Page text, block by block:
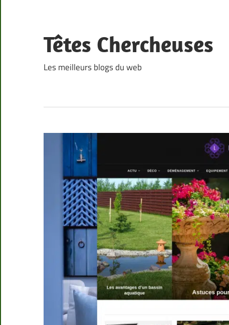
content
Têtes Chercheuses
Les meilleurs blogs du web